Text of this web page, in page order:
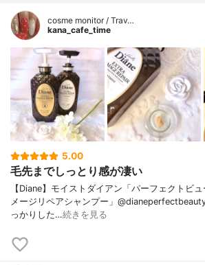
cosme monitor / Trav…
kana_cafe_time
5.00
毛先までしっとり感が凄い
【Diane】モイストダイアン「パーフェクトビ
メージリペアシャンプー」
っかりした…続きを見る